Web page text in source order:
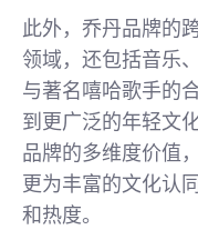
此外，乔丹品牌的
领域，还包括音乐
与著名嘻哈歌手的
到更广泛的年轻文
品牌的多维度价值
更为丰富的文化认
和热度。